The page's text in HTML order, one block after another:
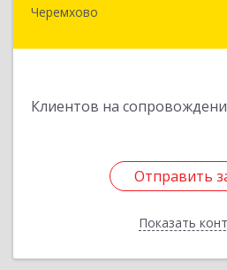
Черемхово
Клиентов на
Отправить
Показать
Отправить
Назад